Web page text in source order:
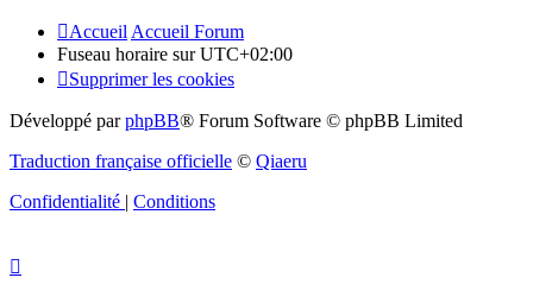
Accueil Accueil Forum
Fuseau horaire surUTC+02:00
Supprimer les cookies
Développé parphpBB® Forum Software © phpBB Limited
Traduction française officielle © Qiaeru
Confidentialité | Conditions